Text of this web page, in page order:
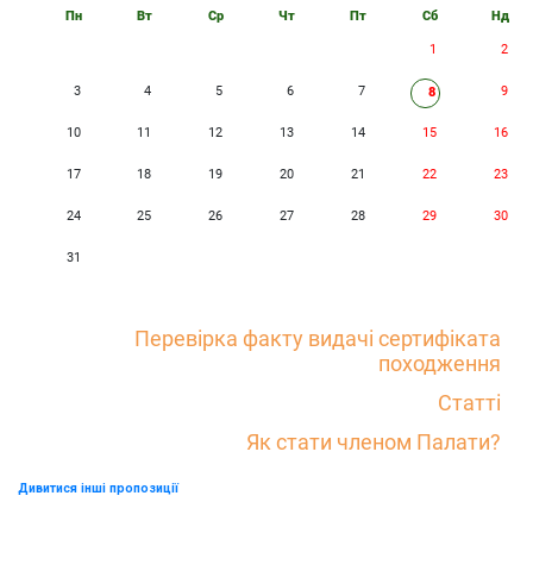
Пн Вт Ср Чт Пт Сб Нд
1 2
3 4 5 6 7 8 9
10 11 12 13 14 15 16
17 18 19 20 21 22 23
24 25 26 27 28 29 30
31
Перевірка факту видачі сертифіката
походження
Статті
Як стати членом Палати?
Дивитися інші пропозиції